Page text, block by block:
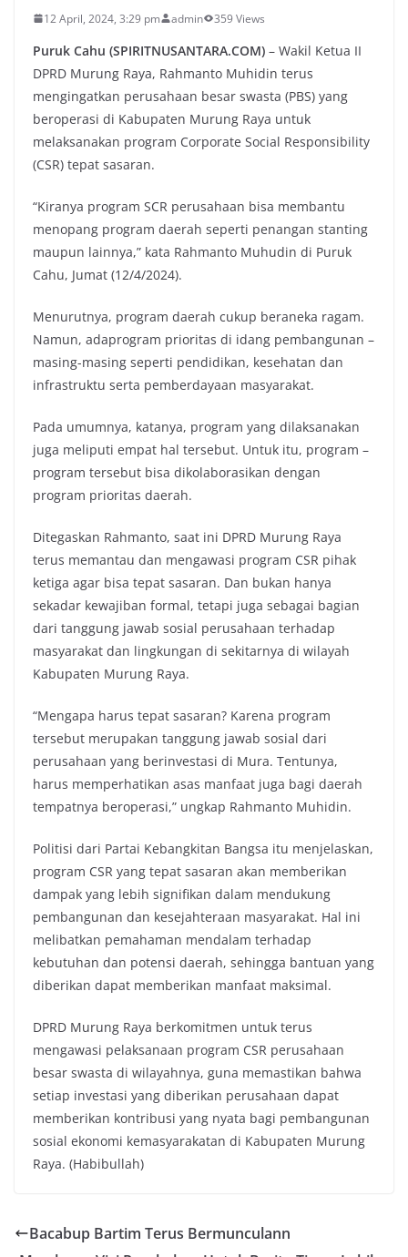
12 April, 2024, 3:29 pm admin 359 Views
Puruk Cahu (SPIRITNUSANTARA.COM) – Wakil Ketua II
DPRD Murung Raya, Rahmanto Muhidin terus
mengingatkan perusahaan besar swasta (PBS) yang
beroperasi di Kabupaten Murung Raya untuk
melaksanakan program Corporate Social Responsibility
(CSR) tepat sasaran.
“Kiranya program SCR perusahaan bisa membantu
menopang program daerah seperti penangan stanting
maupun lainnya,” kata Rahmanto Muhudin di Puruk
Cahu, Jumat (12/4/2024).
Menurutnya, program daerah cukup beraneka ragam.
Namun, adaprogram prioritas di idang pembangunan –
masing-masing seperti pendidikan, kesehatan dan
infrastruktu serta pemberdayaan masyarakat.
Pada umumnya, katanya, program yang dilaksanakan
juga meliputi empat hal tersebut. Untuk itu, program –
program tersebut bisa dikolaborasikan dengan
program prioritas daerah.
Ditegaskan Rahmanto, saat ini DPRD Murung Raya
terus memantau dan mengawasi program CSR pihak
ketiga agar bisa tepat sasaran. Dan bukan hanya
sekadar kewajiban formal, tetapi juga sebagai bagian
dari tanggung jawab sosial perusahaan terhadap
masyarakat dan lingkungan di sekitarnya di wilayah
Kabupaten Murung Raya.
“Mengapa harus tepat sasaran? Karena program
tersebut merupakan tanggung jawab sosial dari
perusahaan yang berinvestasi di Mura. Tentunya,
harus memperhatikan asas manfaat juga bagi daerah
tempatnya beroperasi,” ungkap Rahmanto Muhidin.
Politisi dari Partai Kebangkitan Bangsa itu menjelaskan,
program CSR yang tepat sasaran akan memberikan
dampak yang lebih signifikan dalam mendukung
pembangunan dan kesejahteraan masyarakat. Hal ini
melibatkan pemahaman mendalam terhadap
kebutuhan dan potensi daerah, sehingga bantuan yang
diberikan dapat memberikan manfaat maksimal.
DPRD Murung Raya berkomitmen untuk terus
mengawasi pelaksanaan program CSR perusahaan
besar swasta di wilayahnya, guna memastikan bahwa
setiap investasi yang diberikan perusahaan dapat
memberikan kontribusi yang nyata bagi pembangunan
sosial ekonomi kemasyarakatan di Kabupaten Murung
Raya. (Habibullah)
Bacabup Bartim Terus Bermunculann